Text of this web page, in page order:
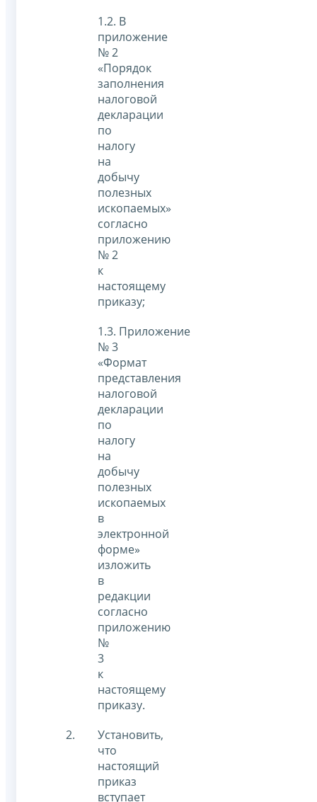
1.2. В
приложение
№ 2
«Порядок
заполнения
налоговой
декларации
по
налогу
на
добычу
полезных
ископаемых»
согласно
приложению
№ 2
к
настоящему
приказу;
1.3. Приложение
№ 3
«Формат
представления
налоговой
декларации
по
налогу
на
добычу
полезных
ископаемых
в
электронной
форме»
изложить
в
редакции
согласно
приложению
№
3
к
настоящему
приказу.
Установить,
что
настоящий
приказ
вступает